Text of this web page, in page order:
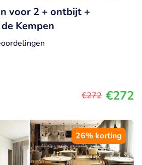
voor 2 + ontbijt +
Kempen
€272 €272
26% korting